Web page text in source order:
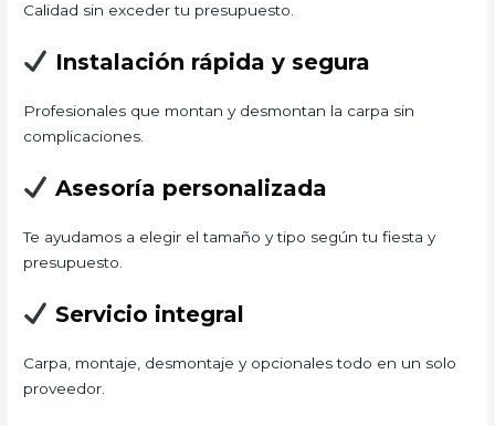
Calidad sin exceder tu presupuesto.
Instalación rápida y segura
Profesionales que montan y desmontan la carpa sin
complicaciones.
Asesoría personalizada
Te ayudamos a elegir el tamaño y tipo según tu fiesta y
presupuesto.
Servicio integral
Carpa, montaje, desmontaje y opcionales todo en un solo
proveedor.